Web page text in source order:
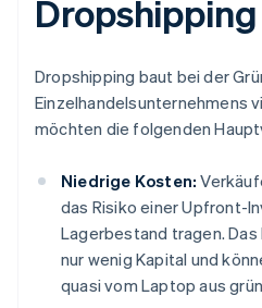
Dropshipping
Dropshipping baut bei der
Einzelhandelsunternehmens
möchten die folgenden
Niedrige Kosten:
das Risiko einer Upfront-
Lagerbestand tragen.
nur wenig Kapital und
quasi vom Laptop aus